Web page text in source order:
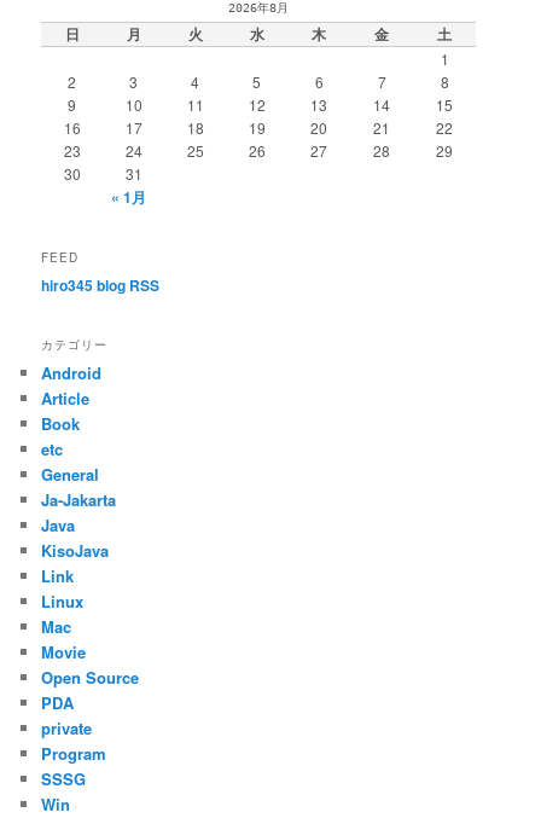
ゲ
ー
2026年8月
日 月 火 水 木 金 土
1
2
3 4 5 6 7
8
9
10 11 12 13 14
15
16
17 18 19 20 21
22
23
24 25 26 27 28
29
30
31
« 1月
FEED
hiro345 blog RSS
カテゴリー
Android
Article
Book
etc
General
Ja-Jakarta
Java
KisoJava
Link
Linux
Mac
Movie
Open Source
PDA
private
Program
SSSG
Win